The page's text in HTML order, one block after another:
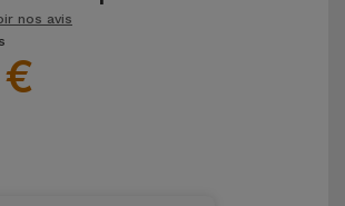
nos avis